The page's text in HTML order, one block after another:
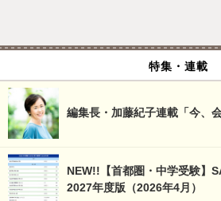
特集・連載
編集長・加藤紀子連載「今、
NEW!!【首都圏・中学受験】
2027年度版（2026年4月）